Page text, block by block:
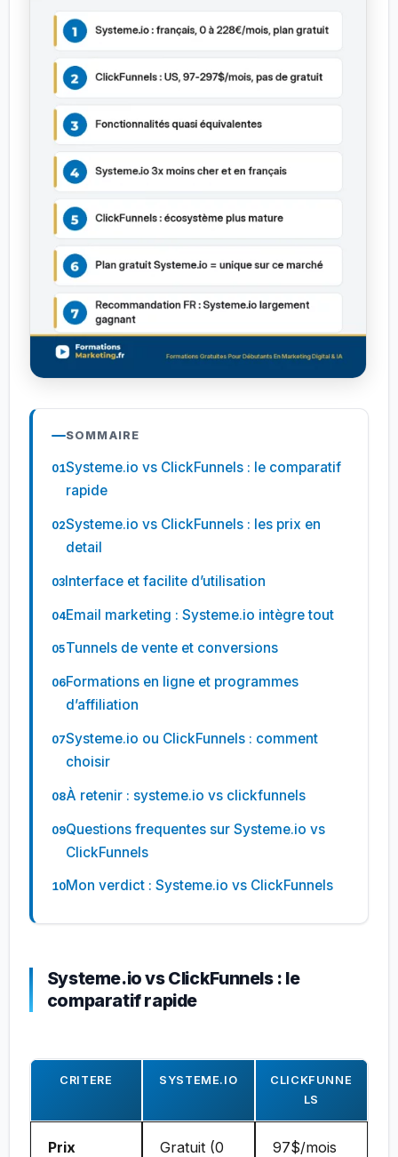
SOMMAIRE
Systeme.io vs ClickFunnels : le comparatif
rapide
Systeme.io vs ClickFunnels : les prix en
detail
Interface et facilite d’utilisation
Email marketing : Systeme.io intègre tout
Tunnels de vente et conversions
Formations en ligne et programmes
d’affiliation
Systeme.io ou ClickFunnels : comment
choisir
À retenir : systeme.io vs clickfunnels
Questions frequentes sur Systeme.io vs
ClickFunnels
Mon verdict : Systeme.io vs ClickFunnels
Systeme.io vs ClickFunnels : le
comparatif rapide
CRITERE SYSTEME.IO
CLICKFUNNE
LS
Prix
Gratuit (0
97$/mois